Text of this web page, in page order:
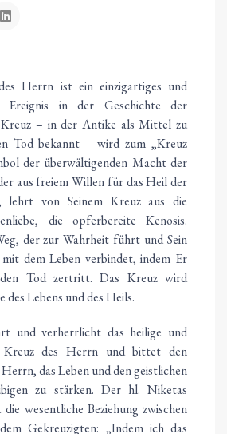
Herrn ist ein einzigartiges und
Ereignis in der Geschichte der
– in der Antike als Mittel zu
Tod bekannt – wird zum „Kreuz
der überwältigenden Macht der
aus freiem Willen für das Heil der
lehrt von Seinem Kreuz aus die
die opferbereite Kenosis.
der zur Wahrheit führt und Sein
dem Leben verbindet, indem Er
Tod zertritt. Das Kreuz wird
des Lebens und des Heils.
und verherrlicht das heilige und
Kreuz des Herrn und bittet den
das Leben und den geistlichen
zu stärken. Der hl. Niketas
wesentliche Beziehung zwischen
Gekreuzigten: „Indem ich das